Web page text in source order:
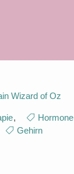
Wizard of Oz
, Hormone
Gehirn